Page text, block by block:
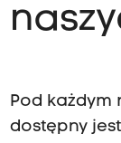
Pod każdym
dostępny